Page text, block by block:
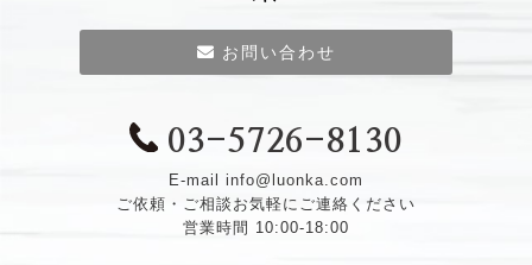
お問い合わせ
03-5726-8130
E-mail info@luonka.com
ご依頼・ご相談お気軽にご連絡ください
営業時間 10:00-18:00